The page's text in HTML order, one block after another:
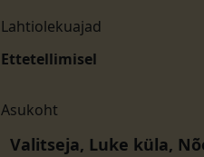
Lahtiolekuajad
Ettetellimisel
Asukoht
Valitseja, Luke küla,